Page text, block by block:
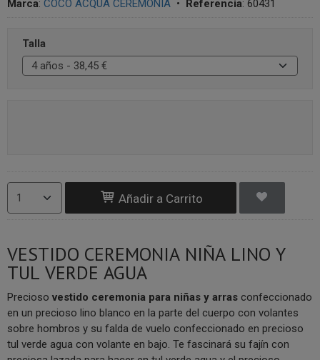
Marca: COCO ACQUA CEREMONIA • Referencia: 60431
Talla
Añadir a Carrito
VESTIDO CEREMONIA NIÑA LINO Y
TUL VERDE AGUA
Precioso vestido ceremonia para niñas y arras confeccionado
en un precioso lino blanco en la parte del cuerpo con volantes
sobre hombros y su falda de vuelo confeccionado en precioso
tul verde agua con volante en bajo. Te fascinará su fajín con